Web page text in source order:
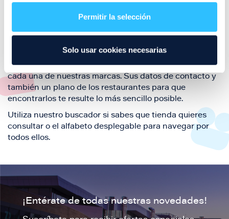
Permitir la selección
Solo usar cookies necesarias
restaurantes de Puerto Venecia. Descubre las mejores
restaurantes de la ciudad de Zaragoza y disfruta
tu visita.
El este directorio de restaurantes de Puerto Venecia
podrás encontrar toda la información necesaria de
cada una de nuestras marcas. Sus datos de contacto y
también un plano de los restaurantes para que
encontrarlos te resulte lo más sencillo posible.
Utiliza nuestro buscador si sabes que tienda quieres
consultar o el alfabeto desplegable para navegar por
todos ellos.
¡Entérate de todas nuestras novedades!